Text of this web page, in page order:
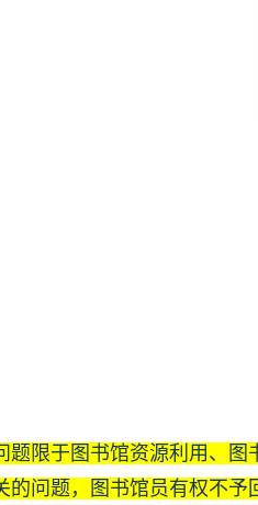
题限于图书馆资源利用、图
的问题，图书馆员有权不予